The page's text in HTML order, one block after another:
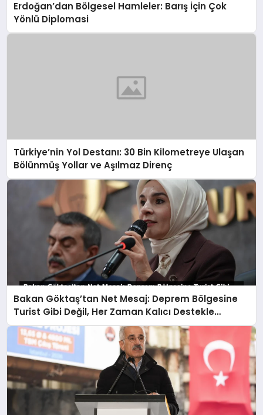
Erdoğan’dan Bölgesel Hamleler: Barış İçin Çok
Yönlü Diplomasi
Türkiye’nin Yol Destanı: 30 Bin Kilometreye Ulaşan
Bölünmüş Yollar ve Aşılmaz Direnç
Bakan Göktaş’tan Net Mesaj: Deprem Bölgesine
Turist Gibi Değil, Her Zaman Kalıcı Destekle
Gidiyoruz!